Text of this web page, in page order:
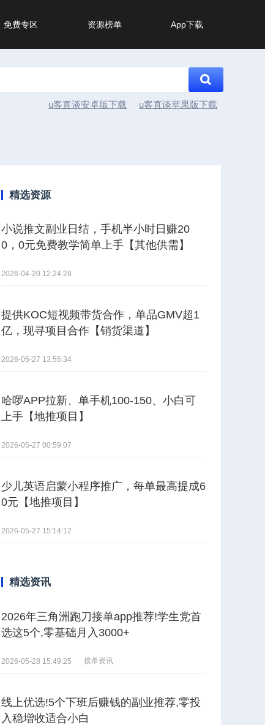
免费专区 资源榜单 App下载
u客直谈安卓版下载 u客直谈苹果版下载
精选资源
小说推文副业日结，手机半小时日赚20
0，0元免费教学简单上手【其他供需】
2026-04-20 12:24:28
提供KOC短视频带货合作，单品GMV超1
亿，现寻项目合作【销货渠道】
2026-05-27 13:55:34
哈啰APP拉新、单手机100-150、小白可
上手【地推项目】
2026-05-27 00:59:07
少儿英语启蒙小程序推广，每单最高提成6
0元【地推项目】
2026-05-27 15:14:12
精选资讯
2026年三角洲跑刀接单app推荐!学生党首
选这5个,零基础月入3000+
2026-05-28 15:49:25 接单资讯
线上优选!5个下班后赚钱的副业推荐,零投
入稳增收适合小白